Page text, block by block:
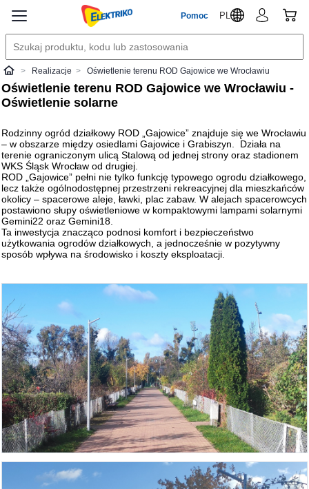
Pomoc PL
ElektrikoRealizacje Oświetlenie terenu ROD Gajowice we Wrocławiu
Oświetlenie terenu ROD Gajowice we Wrocławiu -
Oświetlenie solarne
Rodzinny ogród działkowy ROD „Gajowice” znajduje się we Wrocławiu
– w obszarze między osiedlami Gajowice i Grabiszyn. Działa na
terenie ograniczonym ulicą Stalową od jednej strony oraz stadionem
WKS Śląsk Wrocław od drugiej.
ROD „Gajowice” pełni nie tylko funkcję typowego ogrodu działkowego,
lecz także ogólnodostępnej przestrzeni rekreacyjnej dla mieszkańców
okolicy – spacerowe aleje, ławki, plac zabaw. W alejach spacerowcych
postawiono słupy oświetleniowe w kompaktowymi lampami solarnymi
Gemini22 oraz Gemini18.
Ta inwestycja znacząco podnosi komfort i bezpieczeństwo
użytkowania ogrodów działkowych, a jednocześnie w pozytywny
sposób wpływa na środowisko i koszty eksploatacji.